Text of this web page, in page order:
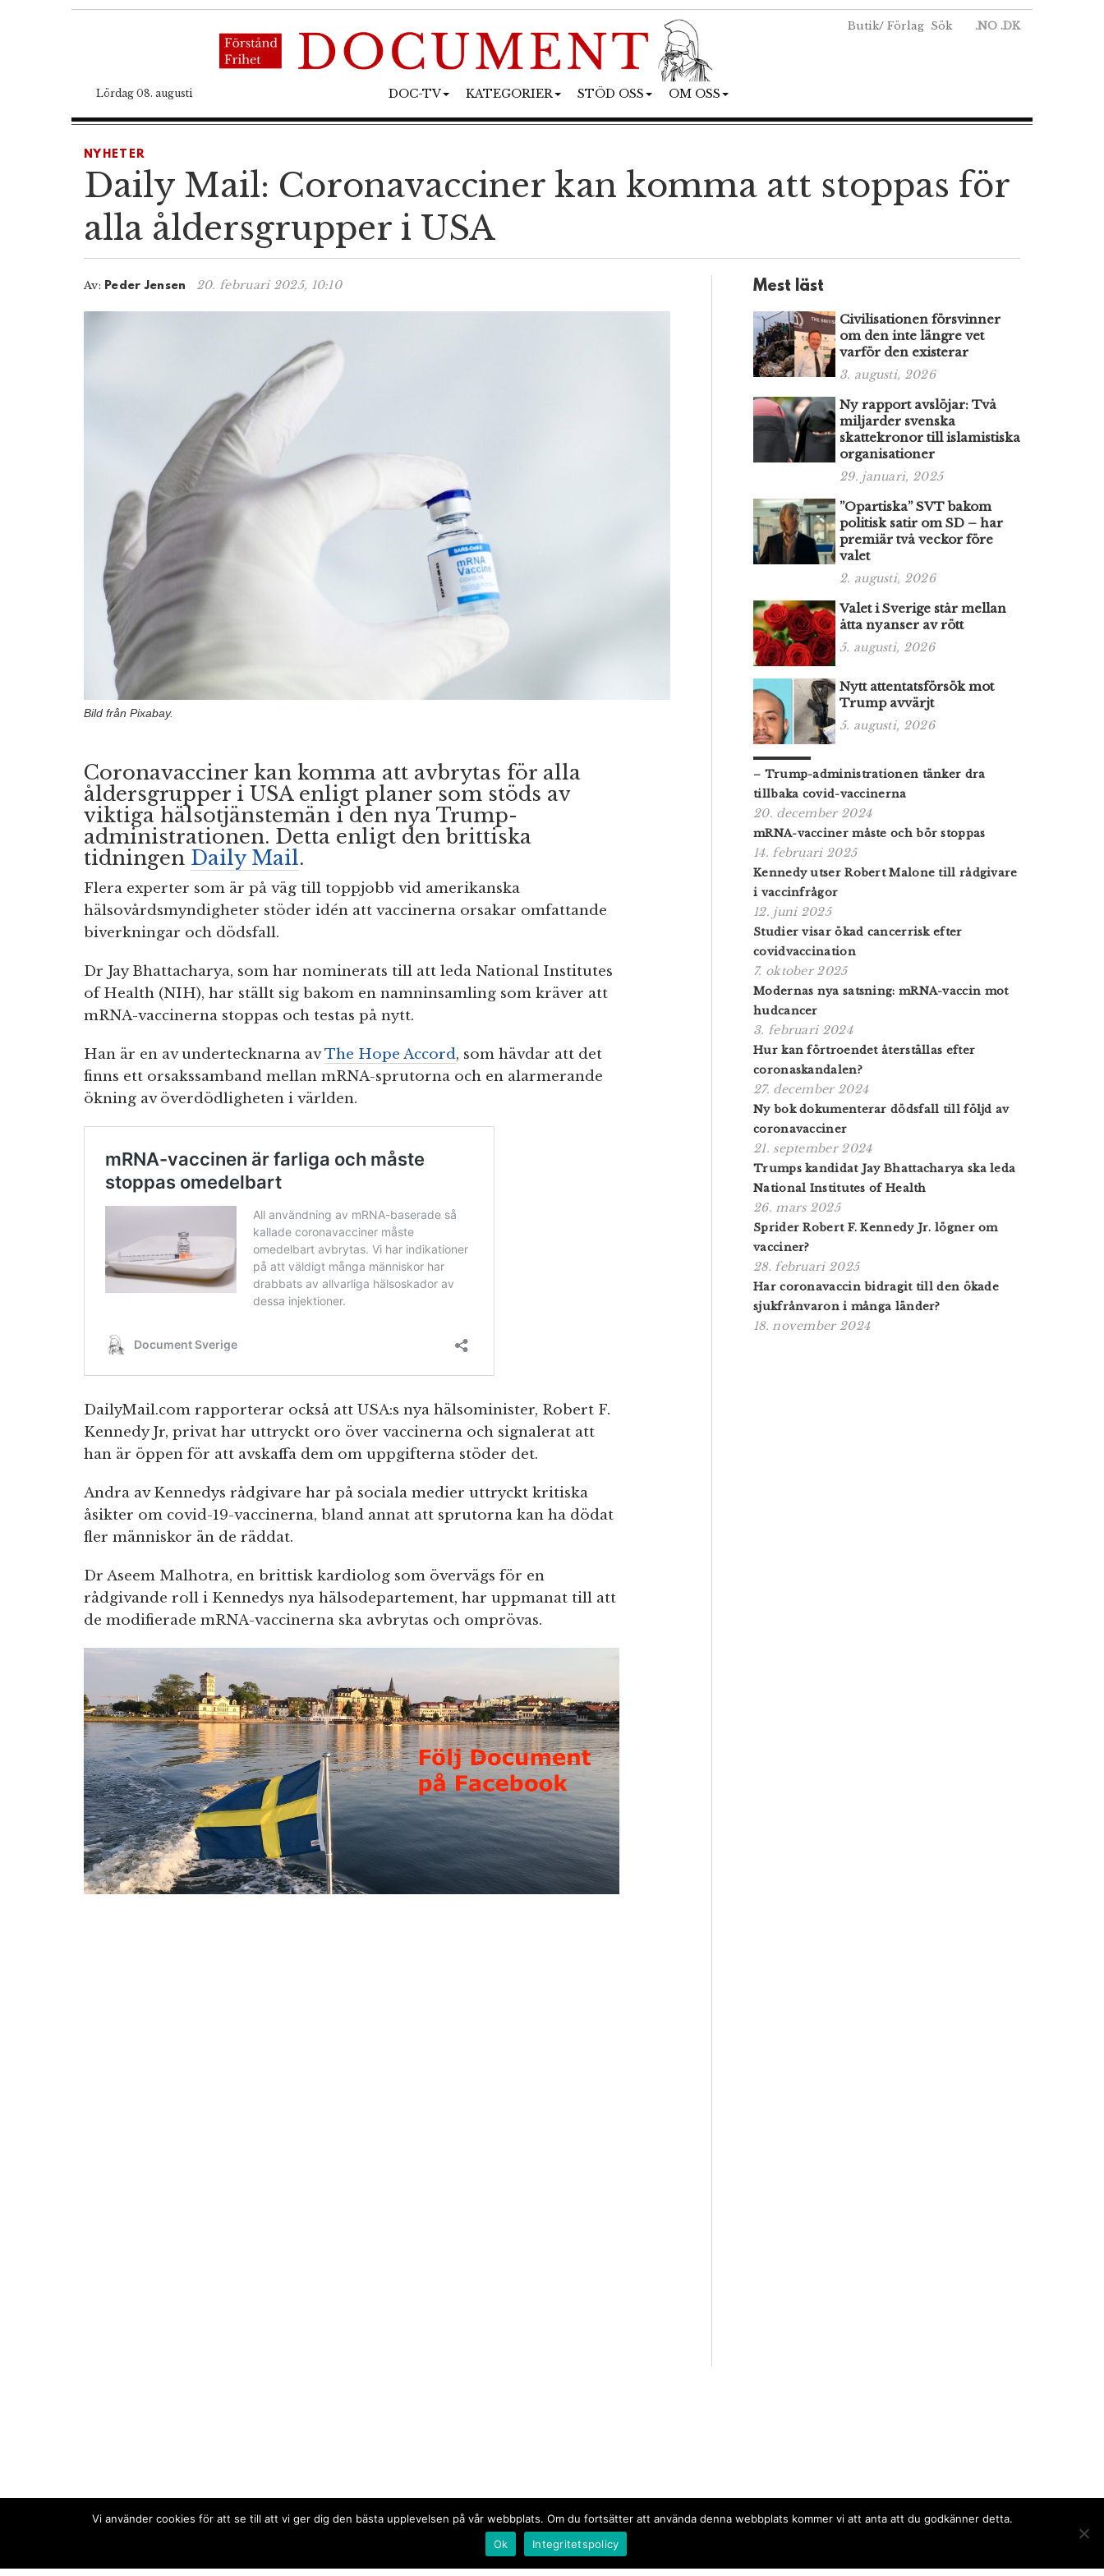
Butik/ Förlag Sök .NO .DK
Lördag 08. augusti DOC-TV KATEGORIER STÖD OSS OM OSS
NYHETER
Daily Mail: Coronavacciner kan komma att stoppas för
alla åldersgrupper i USA
Av: Peder Jensen 20. februari 2025, 10:10
Bild från Pixabay.
Coronavacciner kan komma att avbrytas för alla
åldersgrupper i USA enligt planer som stöds av
viktiga hälsotjänstemän i den nya Trump-
administrationen. Detta enligt den brittiska
tidningen Daily Mail.
Flera experter som är på väg till toppjobb vid amerikanska
hälsovårdsmyndigheter stöder idén att vaccinerna orsakar omfattande
biverkningar och dödsfall.
Dr Jay Bhattacharya, som har nominerats till att leda National Institutes
of Health (NIH), har ställt sig bakom en namninsamling som kräver att
mRNA-vaccinerna stoppas och testas på nytt.
Han är en av undertecknarna avThe Hope Accord, som hävdar att det
finns ett orsakssamband mellan mRNA-sprutorna och en alarmerande
ökning av överdödligheten i världen.
DailyMail.com rapporterar också att USA:s nya hälsominister, Robert F.
Kennedy Jr, privat har uttryckt oro över vaccinerna och signalerat att
han är öppen för att avskaffa dem om uppgifterna stöder det.
Andra av Kennedys rådgivare har på sociala medier uttryckt kritiska
åsikter om covid-19-vaccinerna, bland annat att sprutorna kan ha dödat
fler människor än de räddat.
Dr Aseem Malhotra, en brittisk kardiolog som övervägs för en
rådgivande roll i Kennedys nya hälsodepartement, har uppmanat till att
de modifierade mRNA-vaccinerna ska avbrytas och omprövas.
Mest läst
Civilisationen försvinner
om den inte längre vet
varför den existerar
3. augusti, 2026
Ny rapport avslöjar: Två
miljarder svenska
skattekronor till islamistiska
organisationer
29. januari, 2025
”Opartiska” SVT bakom
politisk satir om SD – har
premiär två veckor före
valet
2. augusti, 2026
Valet i Sverige står mellan
åtta nyanser av rött
5. augusti, 2026
Nytt attentatsförsök mot
Trump avvärjt
5. augusti, 2026
– Trump-administrationen tänker dra
tillbaka covid-vaccinerna
20. december 2024
mRNA-vacciner måste och bör stoppas
14. februari 2025
Kennedy utser Robert Malone till rådgivare
i vaccinfrågor
12. juni 2025
Studier visar ökad cancerrisk efter
covidvaccination
7. oktober 2025
Modernas nya satsning: mRNA-vaccin mot
hudcancer
3. februari 2024
Hur kan förtroendet återställas efter
coronaskandalen?
27. december 2024
Ny bok dokumenterar dödsfall till följd av
coronavacciner
21. september 2024
Trumps kandidat Jay Bhattacharya ska leda
National Institutes of Health
26. mars 2025
Sprider Robert F. Kennedy Jr. lögner om
vacciner?
28. februari 2025
Har coronavaccin bidragit till den ökade
sjukfrånvaron i många länder?
18. november 2024
Vi använder cookies för att se till att vi ger dig den bästa upplevelsen på vår webbplats. Om du fortsätter att använda denna webbplats kommer vi att anta att du godkänner detta.
Ok
Integritetspolicy